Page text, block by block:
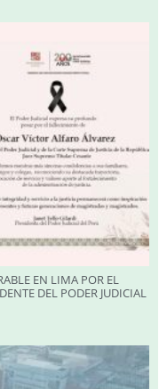
EN LIMA POR EL
DEL PODER JUDICIAL